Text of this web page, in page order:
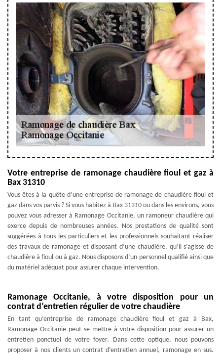
Votre entreprise de ramonage chaudière fioul et gaz à
Bax 31310
Vous êtes à la quête d’une entreprise de ramonage de chaudière fioul et
gaz dans vos parvis ? Si vous habitez à Bax 31310 ou dans les environs, vous
pouvez vous adresser à Ramonage Occitanie, un ramoneur chaudière qui
exerce depuis de nombreuses années. Nos prestations de qualité sont
suggérées à tous les particuliers et les professionnels souhaitant réaliser
des travaux de ramonage et disposant d’une chaudière, qu’il s’agisse de
chaudière à fioul ou à gaz. Nous disposons d’un personnel qualifié ainsi que
du matériel adéquat pour assurer chaque intervention.
Ramonage Occitanie, à votre disposition pour un
contrat d’entretien régulier de votre chaudière
En tant qu’entreprise de ramonage chaudière fioul et gaz à Bax,
Ramonage Occitanie peut se mettre à votre disposition pour assurer un
entretien ponctuel de votre foyer. Dans cette optique, nous pouvons
proposer à nos clients un contrat d’entretien annuel, ramonage en sus.